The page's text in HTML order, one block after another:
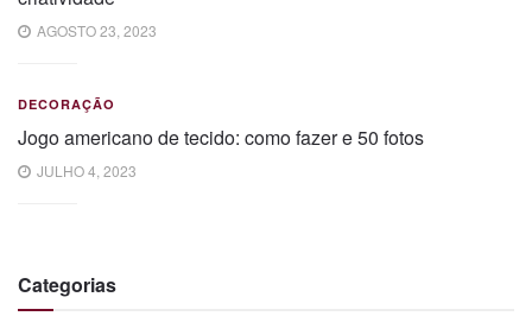
AGOSTO 23, 2023
DECORAÇÃO
Jogo americano de tecido: como fazer e 50 fotos
JULHO 4, 2023
Categorias